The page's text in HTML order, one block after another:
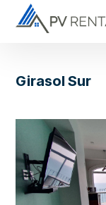
Girasol Sur